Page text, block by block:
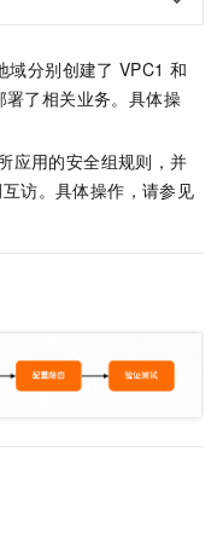
域分别创建了 VPC1 和
署了相关业务。 具体操
应用的安全组规则，并
访。 具体操作，请参见